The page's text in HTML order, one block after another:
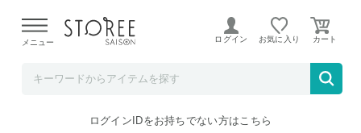
よる配送遅延が発生しております。
メニュー ログイン お気に入り
ご指定のアイテムは取り扱い終了、またはただいま取り扱い
トップへ戻る
ログインIDをお持ちでない方はこちら